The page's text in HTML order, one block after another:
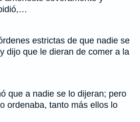
estrictas de que nadie se
dijo que le dieran de comer a la
que a nadie se lo dijeran; pero
ordenaba, tanto más ellos lo